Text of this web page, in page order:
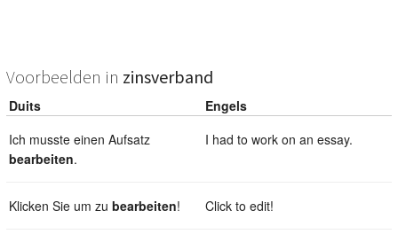
Voorbeelden in zinsverband
Duits
Engels
Ich musste einen Aufsatz
bearbeiten.
I had to work on an essay.
Klicken Sie um zu bearbeiten! Click to edit!